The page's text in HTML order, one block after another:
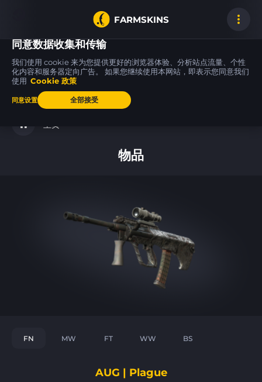
FARMSKINS
AK-47
主页
物品
FN MW FT WW BS
AUG | Plague
同意数据收集和传输
我们使用 cookie 来为您提供更好的浏览器体验、分析站点流量、个性
化内容和服务器定向广告。 如果您继续使用本网站，即表示您同意我们
使用 Cookie 政策
同意设置 全部接受